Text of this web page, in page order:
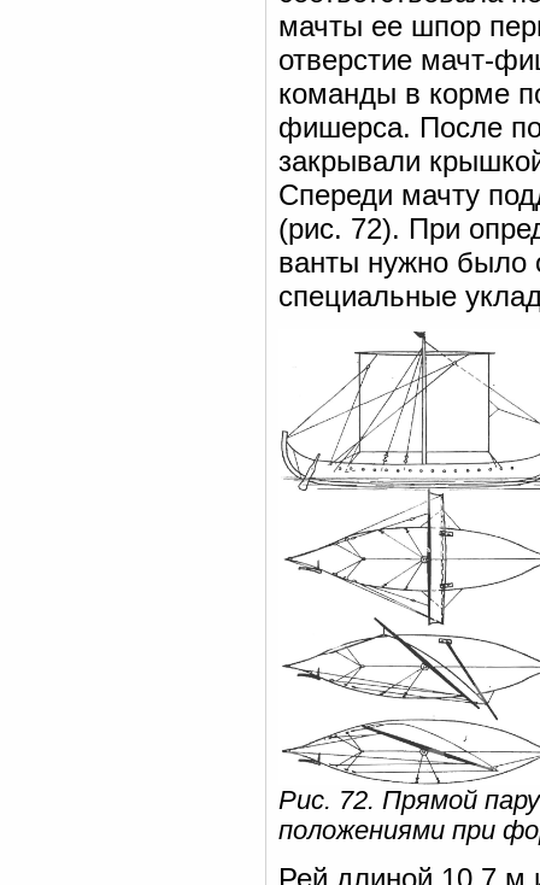
мачты ее шпор
отверстие мачт-
команды в корме
фишерса. После
закрывали
Спереди мачту
(рис. 72). При
ванты нужно было
специальные
Рис. 72. Прямой
положениями при
Рей длиной 10,7 м